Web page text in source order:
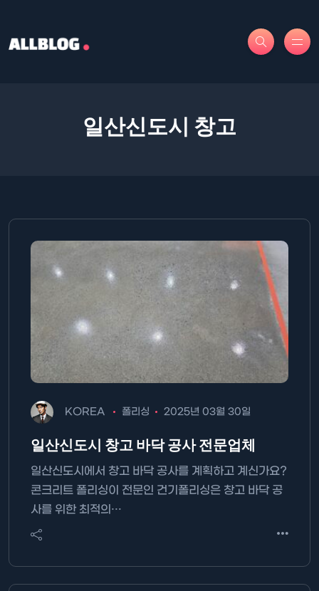
일산신도시 창고
KOREA 폴리싱 2025년 03월 30일
일산신도시 창고 바닥 공사 전문업체
일산신도시에서 창고 바닥 공사를 계획하고 계신가요?
콘크리트 폴리싱이 전문인 건기폴리싱은 창고 바닥 공
사를 위한 최적의…